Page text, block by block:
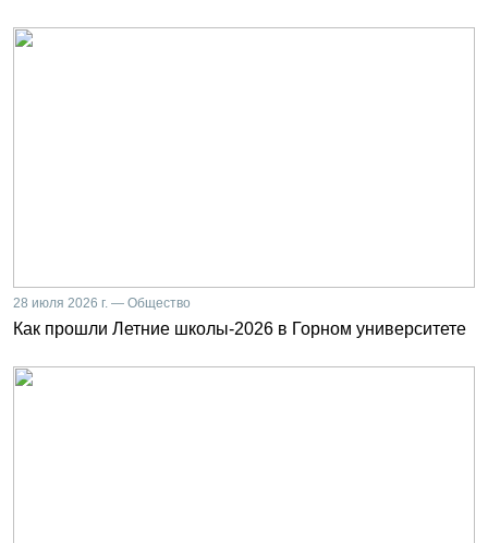
28 июля 2026 г. — Общество
Как прошли Летние школы-2026 в Горном университете